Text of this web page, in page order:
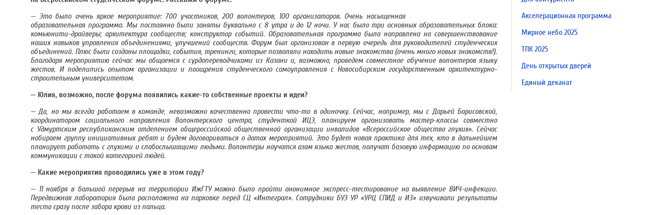
— Это было очень яркое мероприятие: 700 участников, 200 волонтеров, 100 организаторов. Очень насыщенная
образовательная программа. Мы постоянно были заняты буквально с 8 утра и до 12 ночи. У нас было три основных образовательных блока:
комьюнити-драйверы; архитектура сообществ; конструктор событий. Образовательная программа была направлена на совершенствование
наших навыков управления объединениями, улучшений сообществ. Форум был организован в первую очередь для руководителей студенческих
объединений. Плюс были созданы площадки, события, тренинги, которые позволяли находить новые знакомства (очень много новых знакомств!).
Благодаря мероприятию сейчас мы общаемся с сурдопереводчиками из Казани и, возможно, проведем совместное обучение волонтеров языку
жестов. И поделились опытом организации и поощрения студенческого самоуправления с Новосибирским государственным архитектурно-
строительным университетом.
— Юлия, возможно, после форума появились какие-то собственные проекты и идеи?
— Да, но мы всегда работаем в команде, невозможно качественно провести что-то в одиночку. Сейчас, например, мы с Дарьей Борисовской,
координатором социального направления Волонтерского центра, студенткой ИЦЭ, планируем организовать мастер-классы совместно
с Удмуртским республиканским отделением общероссийской общественной организации инвалидов «Всероссийское общество глухих». Сейчас
набираем группу инициативных ребят и будем договариваться о датах мероприятий. Это будет новая практика для тех, кто в дальнейшем
планирует работать с глухими и слабослышащими людьми. Волонтеры научатся азам языка жестов, получат базовую информацию по основам
коммуникации с такой категорией людей.
— Какие мероприятия проводились уже в этом году?
— 11 ноября в большой перерыв на территории ИжГТУ можно было пройти анонимное экспресс-тестирование на выявление ВИЧ-инфекции.
Передвижная лаборатория была расположена на парковке перед СЦ «Интеграл». Сотрудники БУЗ УР «УРЦ СПИД и ИЗ» озвучивали результаты
теста сразу после забора крови из пальца.
Акселерационная программа
Мирное небо 2025
ТПК 2025
День открытых дверей
Единый деканат